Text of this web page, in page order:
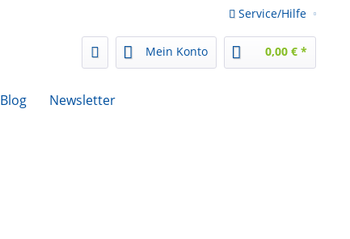
Service/Hilfe
Mein Konto 0,00 € *
Blog Newsletter